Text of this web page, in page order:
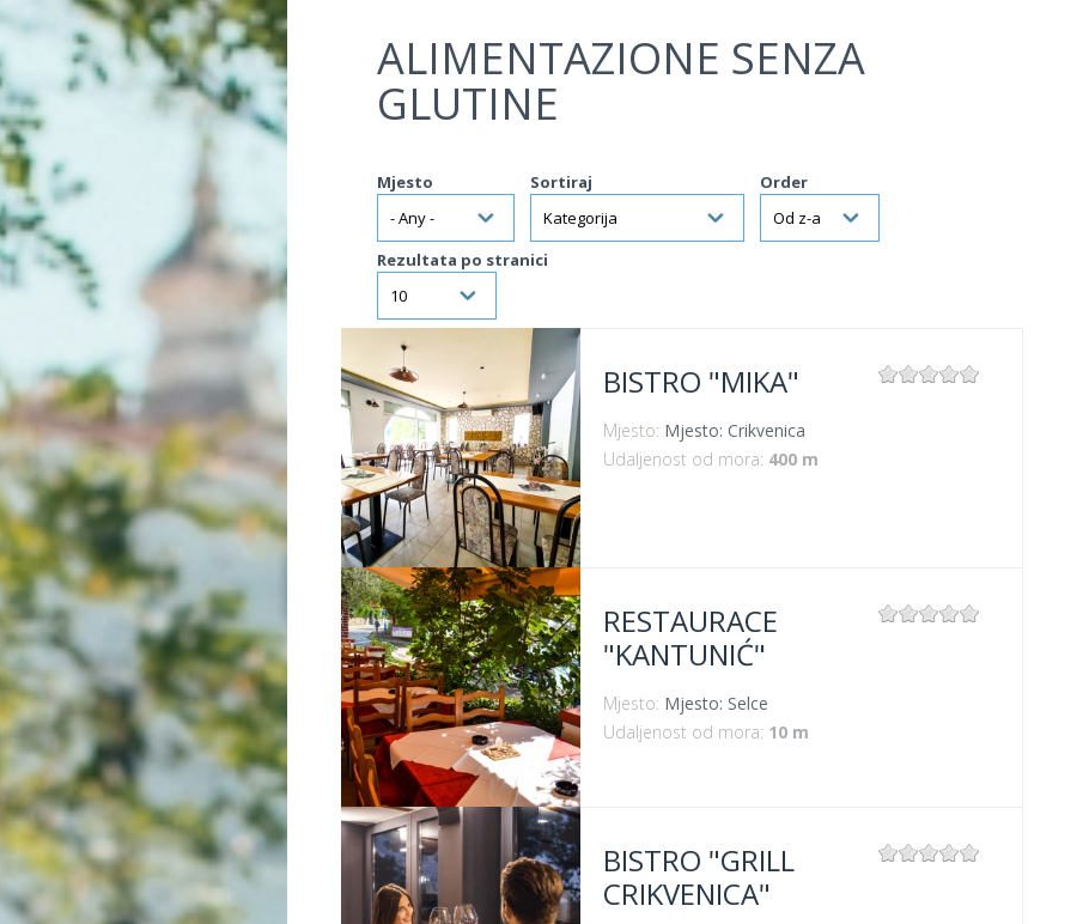
Jump to navigation
ALIMENTAZIONE SENZA
GLUTINE
Mjesto Sortiraj Order
Rezultata po stranici
VIŠE INFORMACIJA
BISTRO "MIKA"
Mjesto: Mjesto: Crikvenica
Udaljenost od mora: 400 m
VIŠE INFORMACIJA
RESTAURACE
"KANTUNIĆ"
Mjesto: Mjesto: Selce
Udaljenost od mora: 10 m
BISTRO "GRILL
CRIKVENICA"